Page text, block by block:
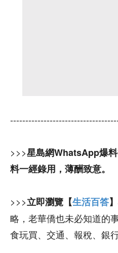
>>>星島網WhatsApp爆
料一經錄用，薄酬致意。
>>>立即瀏覽【生活百答
略，老華僑也未必知道的
食玩買、交通、報稅、銀